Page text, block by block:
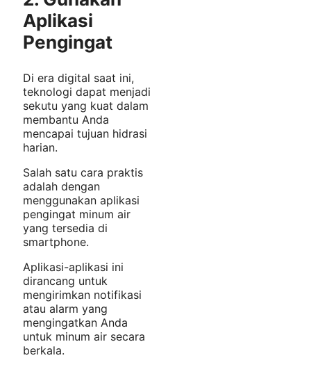
Aplikasi
Pengingat
Di era digital saat ini,
teknologi dapat menjadi
sekutu yang kuat dalam
membantu Anda
mencapai tujuan hidrasi
harian.
Salah satu cara praktis
adalah dengan
menggunakan aplikasi
pengingat minum air
yang tersedia di
smartphone.
Aplikasi-aplikasi ini
dirancang untuk
mengirimkan notifikasi
atau alarm yang
mengingatkan Anda
untuk minum air secara
berkala.